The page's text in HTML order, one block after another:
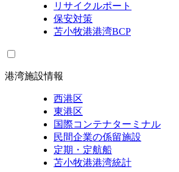
リサイクルポート
保安対策
苫小牧港港湾BCP
港湾施設情報
西港区
東港区
国際コンテナターミナル
民間企業の係留施設
定期・定航船
苫小牧港港湾統計